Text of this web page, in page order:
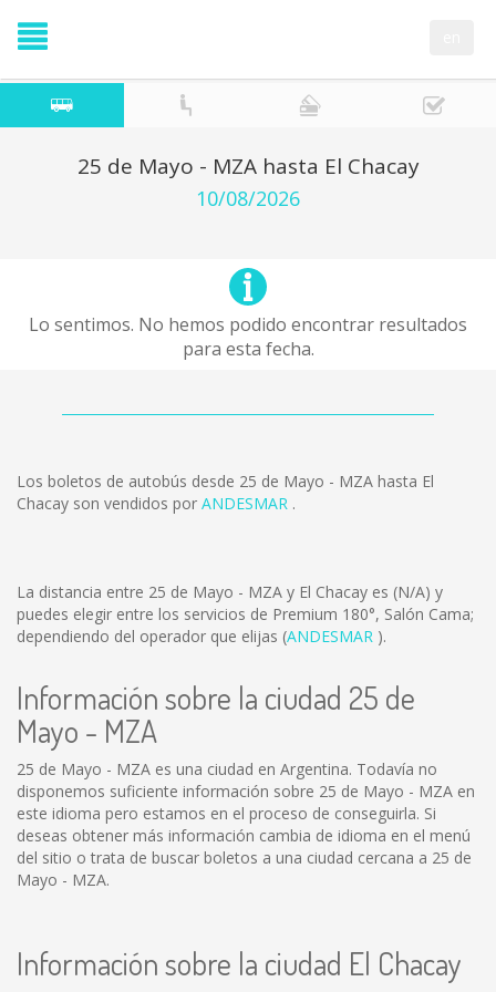
25 de Mayo - MZA hasta El Chacay
10/08/2026
Lo sentimos. No hemos podido encontrar resultados
para esta fecha.
Los boletos de autobús desde 25 de Mayo - MZA hasta El
Chacay son vendidos por ANDESMAR .
La distancia entre 25 de Mayo - MZA y El Chacay es (N/A) y
puedes elegir entre los servicios de Premium 180°, Salón Cama;
dependiendo del operador que elijas (ANDESMAR ).
Información sobre la ciudad 25 de
Mayo - MZA
25 de Mayo - MZA es una ciudad en Argentina. Todavía no
disponemos suficiente información sobre 25 de Mayo - MZA en
este idioma pero estamos en el proceso de conseguirla. Si
deseas obtener más información cambia de idioma en el menú
del sitio o trata de buscar boletos a una ciudad cercana a 25 de
Mayo - MZA.
Información sobre la ciudad El Chacay